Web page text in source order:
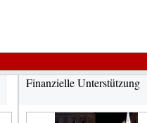
Finanzielle Unterstützung